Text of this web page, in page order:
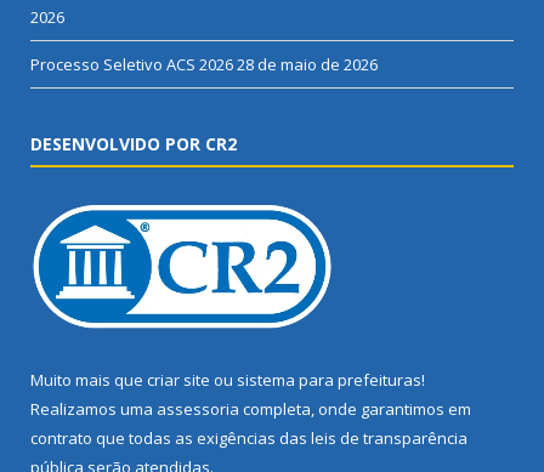
2026
Processo Seletivo ACS 202628 de maio de 2026
DESENVOLVIDO POR CR2
Muito mais que criar site ou sistema para prefeituras!
Realizamos uma assessoria completa, onde garantimos em
contrato que todas as exigências das leis de transparência
pública serão atendidas.